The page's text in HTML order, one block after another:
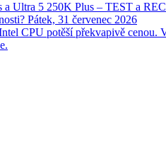
a Ultra 5 250K Plus – TEST a
Pátek, 31 červenec 2026
CPU potěší překvapivě cenou.